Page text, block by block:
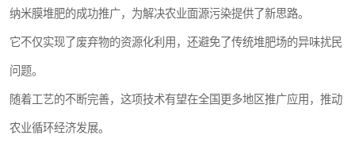
纳米膜堆肥的成功推广，为解决农业面源污染提供了新思路。
它不仅实现了废弃物的资源化利用，还避免了传统堆肥场的异味扰民
问题。
随着工艺的不断完善，这项技术有望在全国更多地区推广应用，推动
农业循环经济发展。